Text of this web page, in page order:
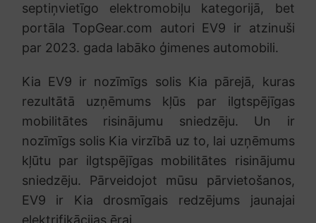
septiņvietīgo elektromobiļu kategorijā, bet
portāla TopGear.com autori EV9 ir atzinuši
par 2023. gada labāko ģimenes automobili.
Kia EV9 ir nozīmīgs solis Kia pārejā, kuras
rezultātā uzņēmums kļūs par ilgtspējīgas
mobilitātes risinājumu sniedzēju. Un ir
nozīmīgs solis Kia virzībā uz to, lai uzņēmums
kļūtu par ilgtspējīgas mobilitātes risinājumu
sniedzēju. Pārveidojot mūsu pārvietošanos,
EV9 ir Kia drosmīgais redzējums jaunajai
elektrifikācijas ērai.